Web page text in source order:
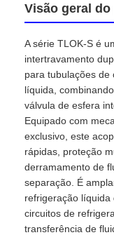
Casa
Produtos
Quem Somos
Fábrica
Controle de
Visão geral
A série TLOK-S é
intertravamento
para tubulações de
líquida,
válvula de esfera
Equipado com
exclusivo, este
rápidas, proteção
derramamento de
separação. É
refrigeração líquida
circuitos de
transferência de